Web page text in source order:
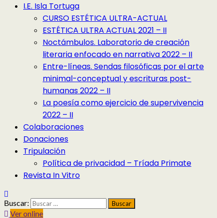
I.E. Isla Tortuga
CURSO ESTÉTICA ULTRA-ACTUAL
ESTÉTICA ULTRA ACTUAL 2021 – II
Noctámbulos. Laboratorio de creación
literaria enfocado en narrativa 2022 – II
Entre-líneas. Sendas filosóficas por el arte
minimal-conceptual y escrituras post-
humanas 2022 – II
La poesía como ejercicio de supervivencia
2022 – II
Colaboraciones
Donaciones
Tripulación
Política de privacidad – Tríada Primate
Revista In Vitro
Buscar:
Ver online